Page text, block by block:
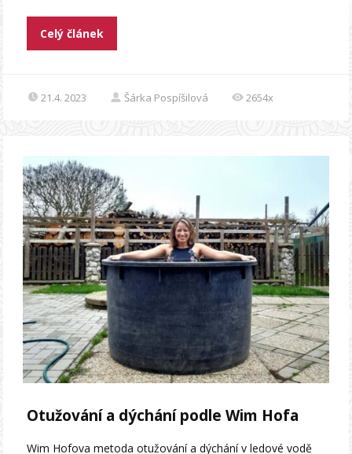
Celý článek
21.4. 2023 Šárka Pospíšilová 2654x
Otužování a dýchání podle Wim Hofa
Wim Hofova metoda otužování a dýchání v ledové vodě